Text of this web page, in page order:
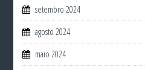
setembro 2024
agosto 2024
maio 2024